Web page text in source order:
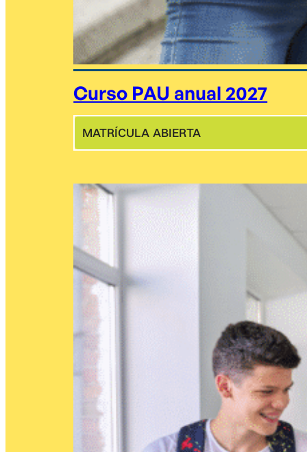
Curso PAU anual 2027
MATRÍCULA ABIERTA